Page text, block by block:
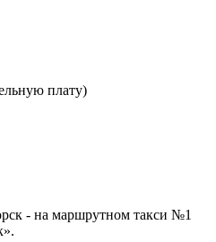
плату)
- на маршрутном такси №1